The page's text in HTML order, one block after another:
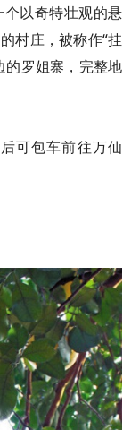
以奇特壮观的悬
村庄，被称作“挂
的罗姐寨，完整地
可包车前往万仙